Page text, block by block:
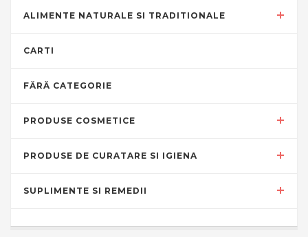
ALIMENTE NATURALE SI TRADITIONALE
CARTI
FĂRĂ CATEGORIE
PRODUSE COSMETICE
PRODUSE DE CURATARE SI IGIENA
SUPLIMENTE SI REMEDII